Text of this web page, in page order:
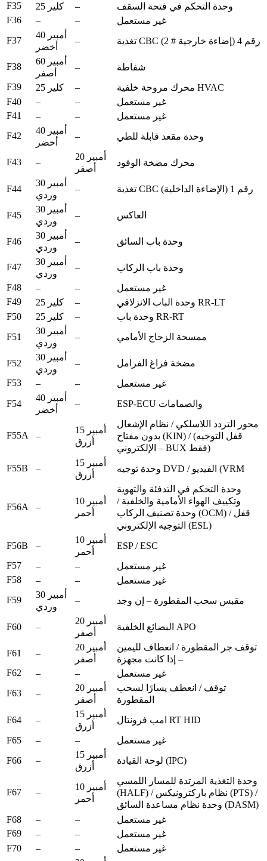
F35
25 كلير –
وحدة التحكم في فتحة السقف
F36
– –
غير مستعمل
F37
40 أمبير
أخضر
– تغذية CBC رقم 4 (إضاءة خارجية # 2)
F38
60 أمبير
أصفر
–
شفاطة
F39
25 كلير –
محرك مروحة خلفية HVAC
F40
– –
غير مستعمل
F41
– –
غير مستعمل
F42
40 أمبير
أخضر
– وحدة مقعد قابلة للطي
F43 –
20 أمبير
أصفر
محرك مضخة الوقود
F44
30 أمبير
وردي
– تغذية CBC رقم 1 (الإضاءة الداخلية)
F45
30 أمبير
وردي
– العاكس
F46
30 أمبير
وردي
– وحدة باب السائق
F47
30 أمبير
وردي
–
وحدة باب الركاب
F48
– –
غير مستعمل
F49
25 كلير –
وحدة الباب الانزلاقي RR-LT
F50
25 كلير –
وحدة باب RR-RT
F51
30 أمبير
وردي
– ممسحة الزجاج الأمامي
F52
30 أمبير
وردي
–
مضخة فراغ الفرامل
F53
– –
غير مستعمل
F54
40 أمبير
أخضر
– ESP-ECU والصمامات
F55A –
15 أمبير
أزرق
محور التردد اللاسلكي / نظام الإشعال
بدون مفتاح (KIN) / (قفل التوجيه
الإلكتروني – BUX فقط)
F55B
–
15 أمبير
أزرق
وحدة توجيه DVD / الفيديو (VRM
F56A –
10 أمبير
أحمر
وحدة التحكم في التدفئة والتهوية
وتكييف الهواء الأمامية والخلفية /
وحدة تصنيف الركاب (OCM) / قفل
التوجيه الإلكتروني (ESL)
F56B –
10 أمبير
أحمر
ESP / ESC
F57
– –
غير مستعمل
F58
– –
غير مستعمل
F59
30 أمبير
وردي
– مقبس سحب المقطورة – إن وجد
F60 –
20 أمبير
أصفر
البضائع الخلفية APO
F61 –
20 أمبير
أصفر
توقف جر المقطورة / انعطاف لليمين
– إذا كانت مجهزة
F62
– –
غير مستعمل
F63
–
20 أمبير
أصفر
توقف / انعطف يسارًا لسحب
المقطورة
F64
–
15 أمبير
أزرق
امب فرونتال RT HID
F65
– –
غير مستعمل
F66
–
15 أمبير
أزرق
لوحة القيادة (IPC)
F67 –
10 أمبير
أحمر
وحدة التغذية المرتدة للمسار اللمسي
(HALF) / نظام باركترونيكس (PTS) /
وحدة نظام مساعدة السائق (DASM)
F68
– –
غير مستعمل
F69
– –
غير مستعمل
F70
– –
غير مستعمل